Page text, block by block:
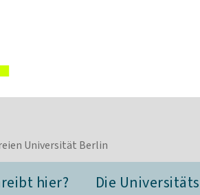
Universität Berlin
hier? Die